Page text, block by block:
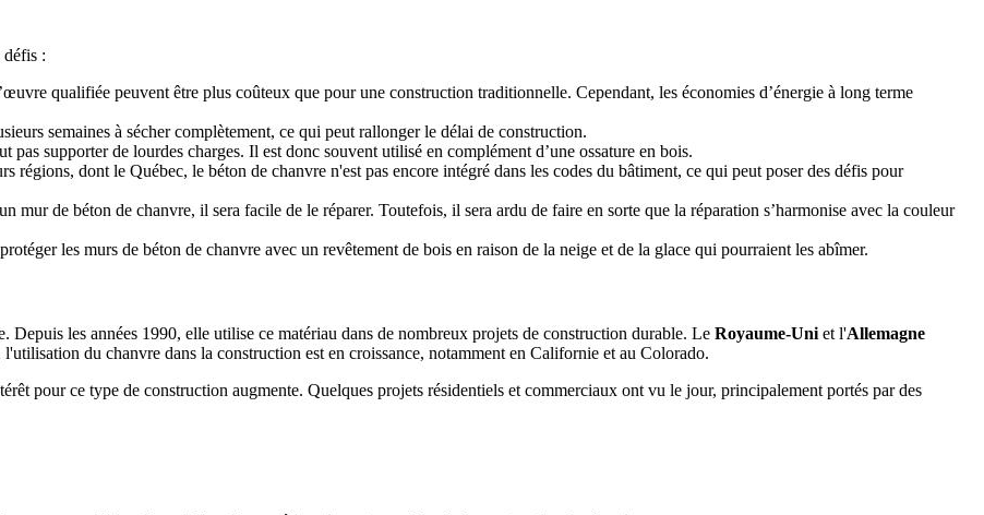
défis :
qualifiée peuvent être plus coûteux que pour une construction traditionnelle. Cependant, les économies d’énergie à long terme
semaines à sécher complètement, ce qui peut rallonger le délai de construction.
pas supporter de lourdes charges. Il est donc souvent utilisé en complément d’une ossature en bois.
régions, dont le Québec, le béton de chanvre n'est pas encore intégré dans les codes du bâtiment, ce qui peut poser des défis pour
mur de béton de chanvre, il sera facile de le réparer. Toutefois, il sera ardu de faire en sorte que la réparation s’harmonise avec la couleur
les murs de béton de chanvre avec un revêtement de bois en raison de la neige et de la glace qui pourraient les abîmer.
Depuis les années 1990, elle utilise ce matériau dans de nombreux projets de construction durable. Le Royaume-Uni et l'Allemagne
l'utilisation du chanvre dans la construction est en croissance, notamment en Californie et au Colorado.
pour ce type de construction augmente. Quelques projets résidentiels et commerciaux ont vu le jour, principalement portés par des